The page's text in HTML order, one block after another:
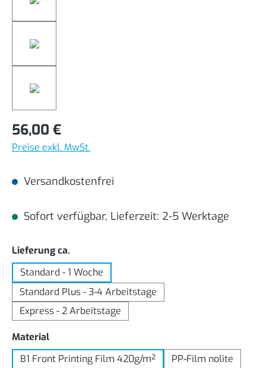
56,00 €
Preise exkl. MwSt.
Versandkostenfrei
Sofort verfügbar, Lieferzeit: 2-5 Werktage
Lieferung ca.
Standard - 1 Woche
Standard Plus - 3-4 Arbeitstage
Express - 2 Arbeitstage
Materialauswählen
B1 Front Printing Film 420g/m²
PP-Film nolite